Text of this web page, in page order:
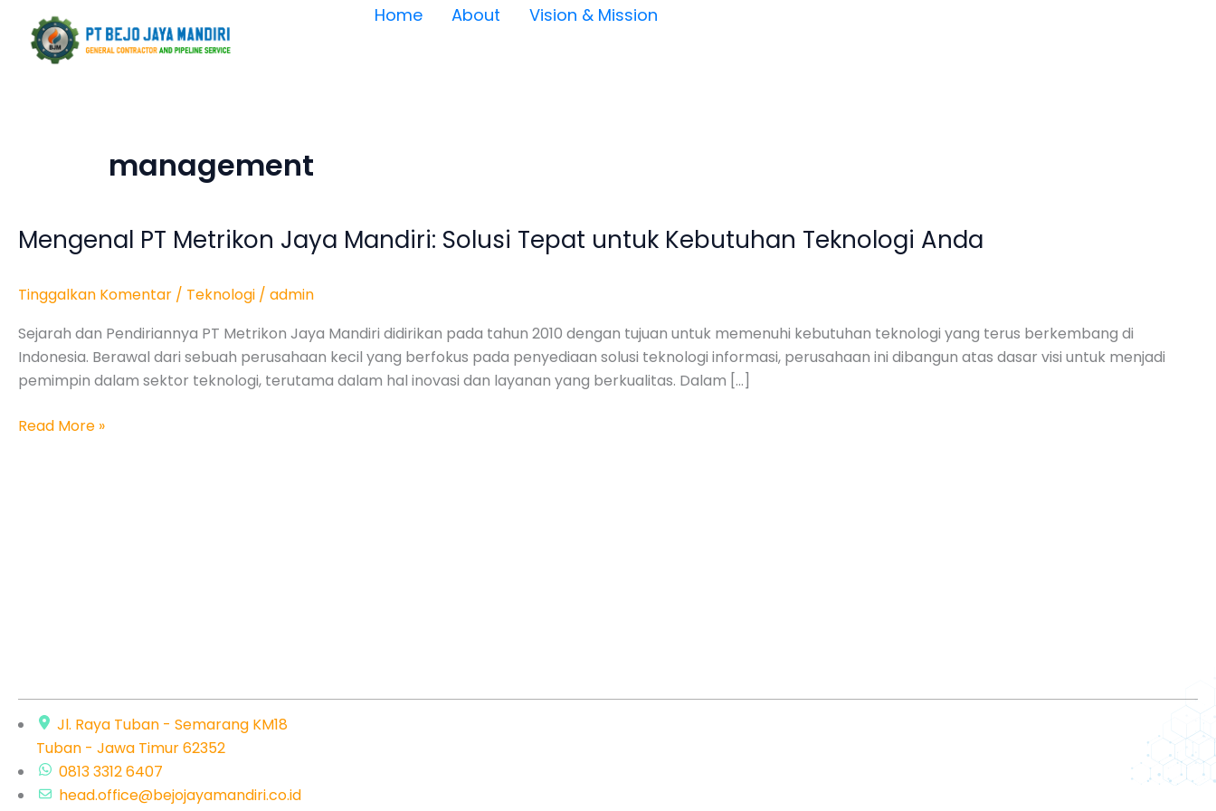
konten
Home About Vision & Mission
management
Mengenal PT Metrikon Jaya Mandiri: Solusi Tepat untuk Kebutuhan Teknologi Anda
Tinggalkan Komentar / Teknologi / admin
Sejarah dan Pendiriannya PT Metrikon Jaya Mandiri didirikan pada tahun 2010 dengan tujuan untuk memenuhi kebutuhan teknologi yang terus berkembang di
Indonesia. Berawal dari sebuah perusahaan kecil yang berfokus pada penyediaan solusi teknologi informasi, perusahaan ini dibangun atas dasar visi untuk menjadi
pemimpin dalam sektor teknologi, terutama dalam hal inovasi dan layanan yang berkualitas. Dalam […]
Mengenal
Jaya
Mandiri:
Solusi
Tepat
Kebutuhan
Read More »
Jl. Raya Tuban - Semarang KM18
Tuban - Jawa Timur 62352
0813 3312 6407
head.office@bejojayamandiri.co.id